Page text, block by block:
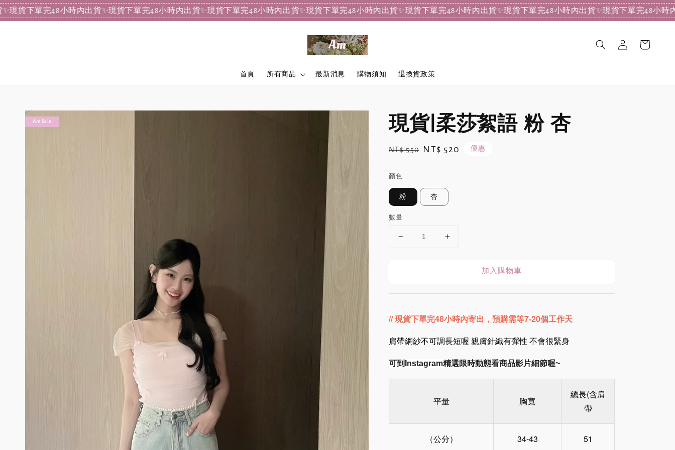
完48小時內出貨✨現貨下單完48小時內出貨✨現貨下單完48小時內出貨✨現貨下單完48小時內出貨✨現貨下單完48小時內出貨✨現貨下單完48小時內出貨✨現貨下單完48小時內出貨✨
首頁 所有商品 最新消息 購物須知 退換貨政策
Am Sale 現貨|柔莎絮語 粉 杏
Regular
NT$ 550 Sale
NT$ 520 優惠
顏色
粉 杏
數量
加入購物車
// 現貨下單完48小時內寄出 ，預購需等7-20個工作天
肩帶網紗不可調長短喔 親膚針織有彈性 不會很緊身
可到Instagram精選限時動態看商品影片細節喔~
平量 胸寬
總長(含肩
帶
（公分） 34-43 51